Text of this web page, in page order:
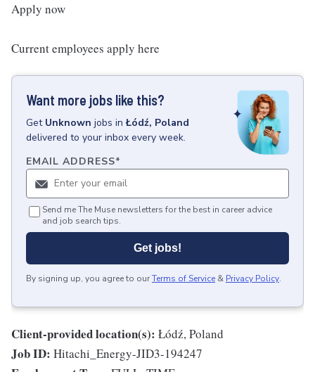
Apply now
Current employees apply here
Want more jobs like this?
Get Unknown jobs inŁódź, Poland
delivered to your inbox every week.
EMAIL ADDRESS*
Send me The Muse newsletters for the best in career advice
and job search tips.
Get jobs!
By signing up, you agree to ourTerms of Service & Privacy Policy.
Client-provided location(s): Łódź, Poland
Job ID: Hitachi_Energy-JID3-194247